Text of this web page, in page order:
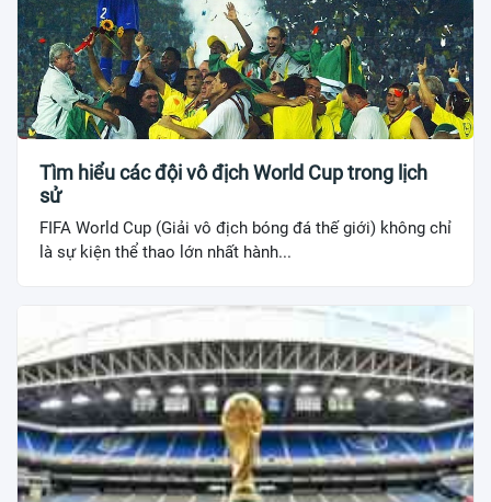
Tìm hiểu các đội vô địch World Cup trong lịch
sử
FIFA World Cup (Giải vô địch bóng đá thế giới) không chỉ
là sự kiện thể thao lớn nhất hành...